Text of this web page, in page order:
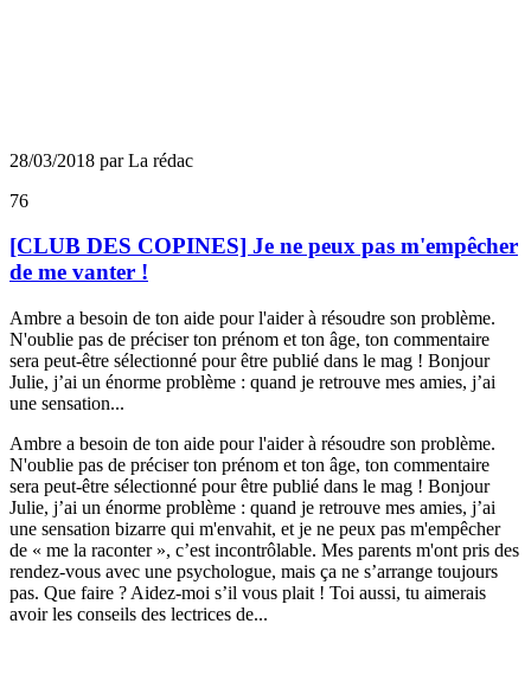
28/03/2018 par La rédac
76
[CLUB DES COPINES] Je ne peux pas m'empêcher
de me vanter !
Ambre a besoin de ton aide pour l'aider à résoudre son problème.
N'oublie pas de préciser ton prénom et ton âge, ton commentaire
sera peut-être sélectionné pour être publié dans le mag ! Bonjour
Julie, j’ai un énorme problème : quand je retrouve mes amies, j’ai
une sensation...
Ambre a besoin de ton aide pour l'aider à résoudre son problème.
N'oublie pas de préciser ton prénom et ton âge, ton commentaire
sera peut-être sélectionné pour être publié dans le mag ! Bonjour
Julie, j’ai un énorme problème : quand je retrouve mes amies, j’ai
une sensation bizarre qui m'envahit, et je ne peux pas m'empêcher
de « me la raconter », c’est incontrôlable. Mes parents m'ont pris des
rendez-vous avec une psychologue, mais ça ne s’arrange toujours
pas. Que faire ? Aidez-moi s’il vous plait ! Toi aussi, tu aimerais
avoir les conseils des lectrices de...